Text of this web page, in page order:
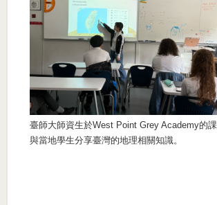
臺師大師資生於West Point Grey Academy的
與當地學生分享臺灣的地理相關知識。